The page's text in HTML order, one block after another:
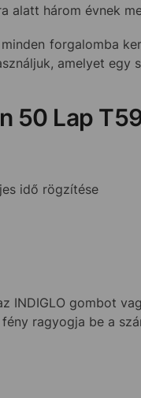
alatt három évnek
forgalomba
amelyet
50 Lap
idő rögzítése
INDIGLO gombot
ragyogja be a